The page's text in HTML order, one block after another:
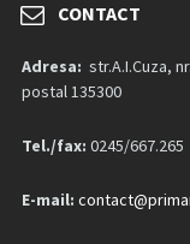
CONTACT
Adresa: str.A.I.Cuza,
postal 135300
Tel./fax: 0245/667.265
E-mail: